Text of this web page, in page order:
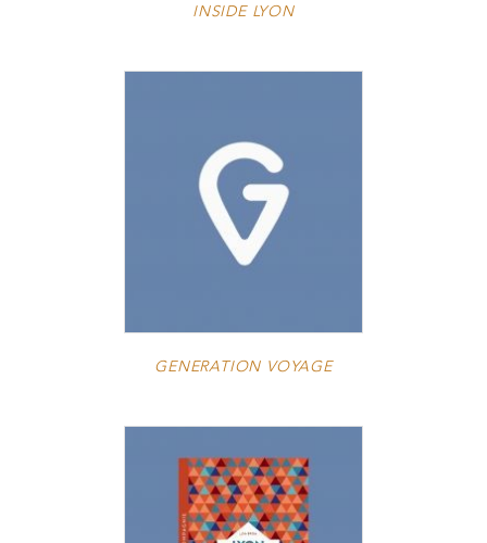
INSIDE LYON
GENERATION VOYAGE